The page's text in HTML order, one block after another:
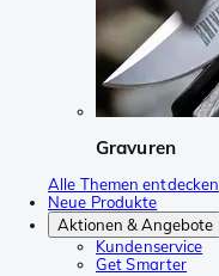
Gravuren
Alle Themen entdecken
Neue Produkte
Aktionen & Angebote
Kundenservice
Get Smarter